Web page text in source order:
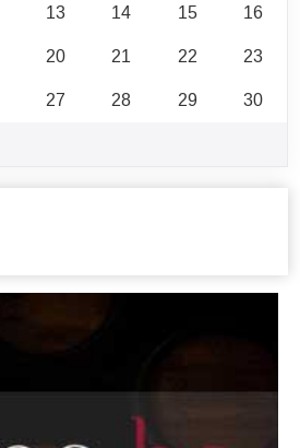
13 14 15
16
20 21 22
23
27 28 29
30